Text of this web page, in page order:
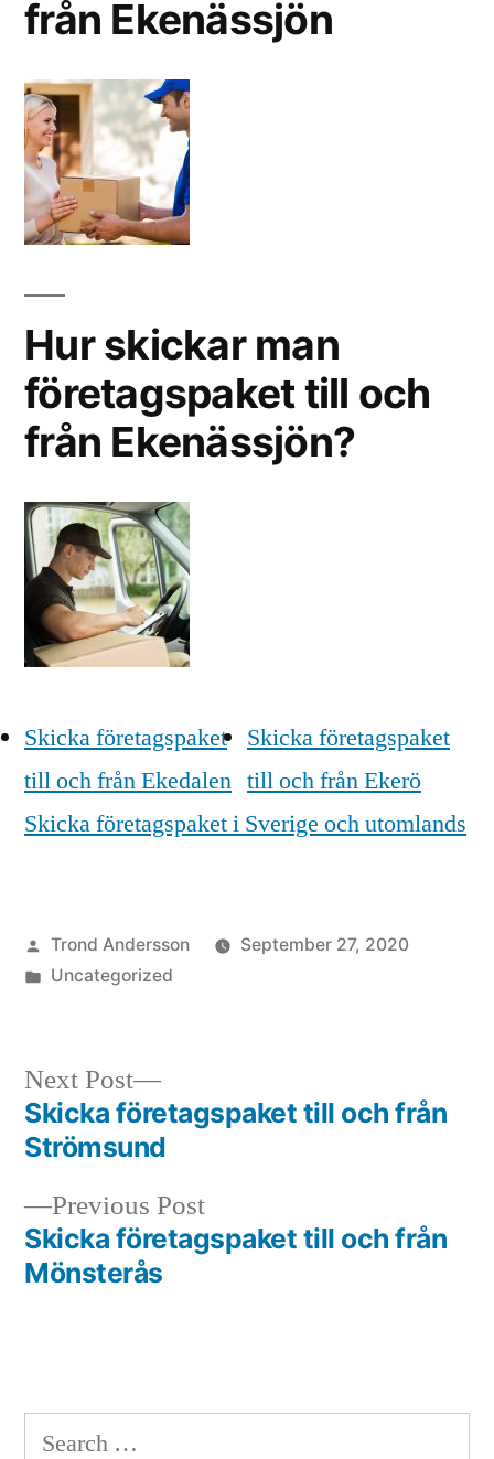
från Ekenässjön
Hur skickar man
företagspaket till och
från Ekenässjön?
Skicka företagspaket
till och från Ekedalen
Skicka företagspaket
till och från Ekerö
Skicka företagspaket i Sverige och utomlands
Posted
by
Trond Andersson
September 27, 2020
Posted
Uncategorized
Post
navigation
Previous PostPrevious
post:
Skicka företagspaket till och från
Mönsterås
Next Post
Next
post:
Skicka företagspaket till och från
Strömsund
Search